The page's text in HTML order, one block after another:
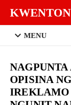
MENU
OPISINA
IREKLAMO